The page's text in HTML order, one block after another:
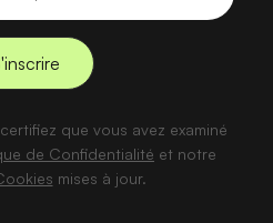
que vous avez examiné
de Confidentialité et notre
mises à jour.